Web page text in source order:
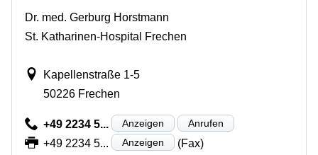
Dr. med. Gerburg Horstmann
St. Katharinen-Hospital Frechen
Kapellenstraße 1-5
50226 Frechen
+49 2234 5... Anzeigen Anrufen
+49 2234 5... Anzeigen (Fax)